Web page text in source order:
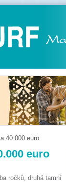
40.000 euro
euro
ročků, druhá tamní